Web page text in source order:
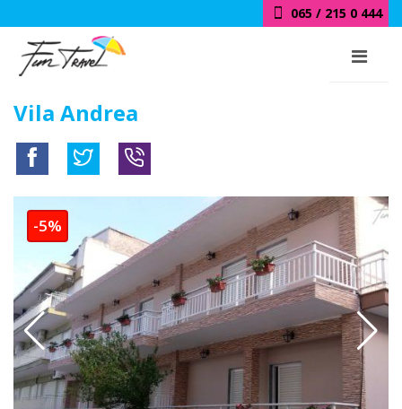
065 / 215 0 444
Vila Andrea
-5%